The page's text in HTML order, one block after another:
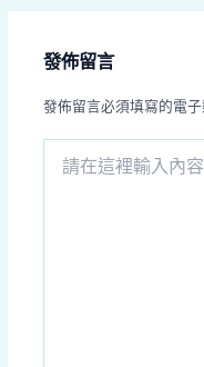
發佈留言
發佈留言必須填寫的電